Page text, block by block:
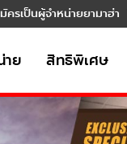
ครเป็นผู้จำหน่ายยามาฮ่า
าย สิทธิพิเศษ